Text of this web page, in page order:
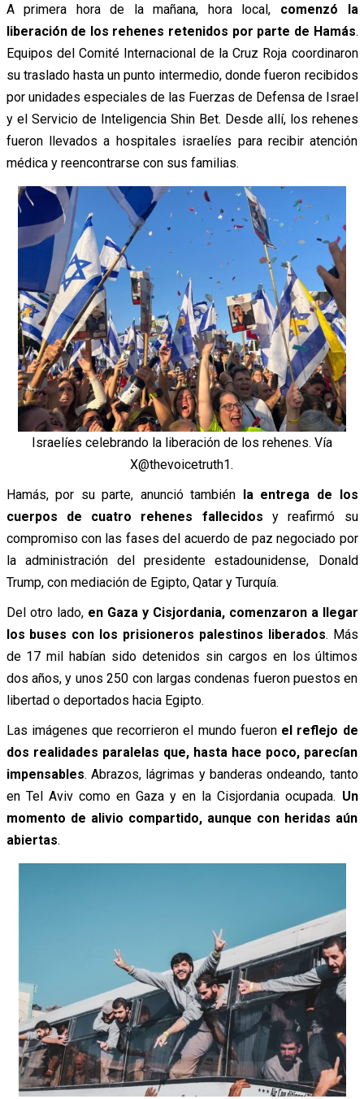
A primera hora de la mañana, hora local, comenzó la
liberación de los rehenes retenidos por parte de Hamás.
Equipos del Comité Internacional de la Cruz Roja coordinaron
su traslado hasta un punto intermedio, donde fueron recibidos
por unidades especiales de las Fuerzas de Defensa de Israel
y el Servicio de Inteligencia Shin Bet. Desde allí, los rehenes
fueron llevados a hospitales israelíes para recibir atención
médica y reencontrarse con sus familias.
Israelíes celebrando la liberación de los rehenes. Vía
X@thevoicetruth1.
Hamás, por su parte, anunció también la entrega de los
cuerpos de cuatro rehenes fallecidos y reafirmó su
compromiso con las fases del acuerdo de paz negociado por
la administración del presidente estadounidense, Donald
Trump, con mediación de Egipto, Qatar y Turquía.
Del otro lado, en Gaza y Cisjordania, comenzaron a llegar
los buses con los prisioneros palestinos liberados. Más
de 17 mil habían sido detenidos sin cargos en los últimos
dos años, y unos 250 con largas condenas fueron puestos en
libertad o deportados hacia Egipto.
Las imágenes que recorrieron el mundo fueron el reflejo de
dos realidades paralelas que, hasta hace poco, parecían
impensables. Abrazos, lágrimas y banderas ondeando, tanto
en Tel Aviv como en Gaza y en la Cisjordania ocupada. Un
momento de alivio compartido, aunque con heridas aún
abiertas.